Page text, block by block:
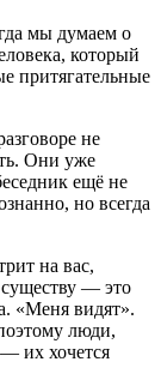
мы думаем о
который
притягательные
не
Они уже
ещё не
но всегда
на вас,
— это
«Меня видят».
люди,
их хочется